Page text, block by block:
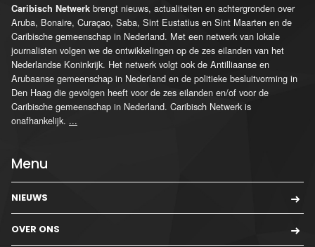
Caribisch Netwerk brengt nieuws, actualiteiten en achtergronden over
Aruba, Bonaire, Curaçao, Saba, Sint Eustatius en Sint Maarten en de
Caribische gemeenschap in Nederland. Met een netwerk van lokale
journalisten volgen we de ontwikkelingen op de zes eilanden van het
Nederlandse Koninkrijk. Het netwerk volgt ook de Antilliaanse en
Arubaanse gemeenschap in Nederland en de politieke besluitvorming in
Den Haag die gevolgen heeft voor de zes eilanden en/of voor de
Caribische gemeenschap in Nederland. Caribisch Netwerk is
onafhankelijk. ...
Menu
NIEUWS
OVER ONS